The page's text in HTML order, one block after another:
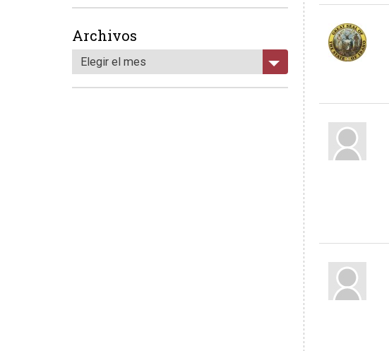
Archivos
Elegir el mes